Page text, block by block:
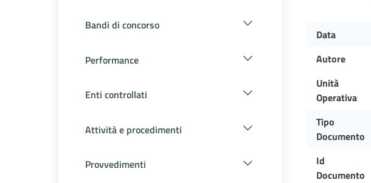
Bandi di concorso
Performance
Enti controllati
Attività e procedimenti
Provvedimenti
Data
Autore
Unità
Operativa
Tipo
Documento
Id
Documento